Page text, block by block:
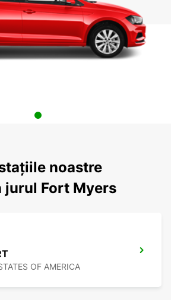
noastre
jurul Fort Myers
OF AMERICA